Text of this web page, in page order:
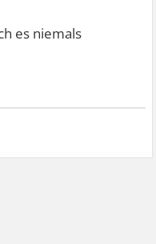
es niemals